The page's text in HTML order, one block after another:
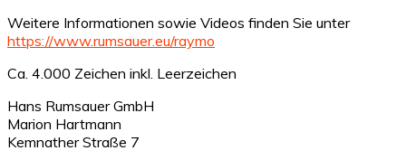
Weitere Informationen sowie Videos finden Sie unter
https://www.rumsauer.eu/raymo
Ca. 4.000 Zeichen inkl. Leerzeichen
Hans Rumsauer GmbH
Marion Hartmann
Kemnather Straße 7